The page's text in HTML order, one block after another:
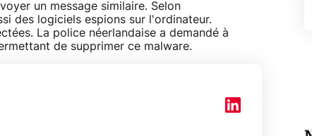
un message similaire. Selon
des logiciels espions sur l'ordinateur.
La police néerlandaise a demandé à
de supprimer ce malware.